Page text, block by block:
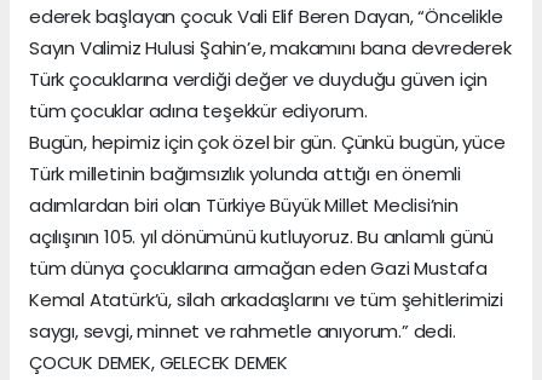
ederek başlayan çocuk Vali Elif Beren Dayan, “Öncelikle
Sayın Valimiz Hulusi Şahin’e, makamını bana devrederek
Türk çocuklarına verdiği değer ve duyduğu güven için
tüm çocuklar adına teşekkür ediyorum.
Bugün, hepimiz için çok özel bir gün. Çünkü bugün, yüce
Türk milletinin bağımsızlık yolunda attığı en önemli
adımlardan biri olan Türkiye Büyük Millet Meclisi’nin
açılışının 105. yıl dönümünü kutluyoruz. Bu anlamlı günü
tüm dünya çocuklarına armağan eden Gazi Mustafa
Kemal Atatürk’ü, silah arkadaşlarını ve tüm şehitlerimizi
saygı, sevgi, minnet ve rahmetle anıyorum.” dedi.
ÇOCUK DEMEK, GELECEK DEMEK